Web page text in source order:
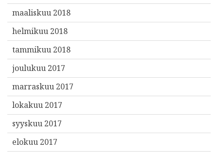
maaliskuu 2018
helmikuu 2018
tammikuu 2018
joulukuu 2017
marraskuu 2017
lokakuu 2017
syyskuu 2017
elokuu 2017